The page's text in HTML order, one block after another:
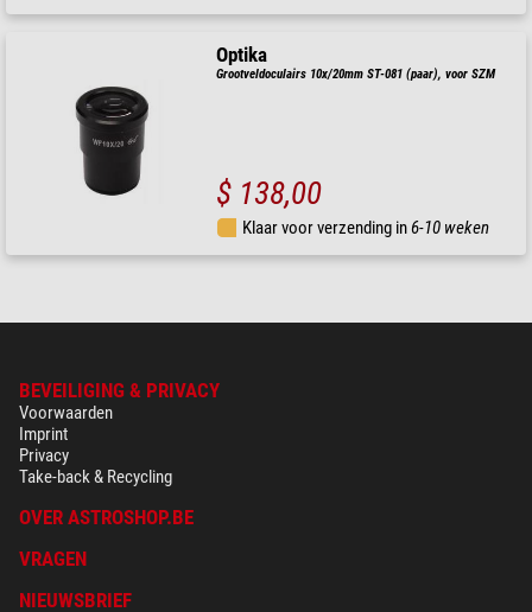
Optika
Grootveldoculairs 10x/20mm ST-081 (paar), voor SZM
$ 138,00
Klaar voor verzending in6-10 weken
BEVEILIGING & PRIVACY
Voorwaarden
Imprint
Privacy
Take-back & Recycling
OVER ASTROSHOP.BE
VRAGEN
NIEUWSBRIEF